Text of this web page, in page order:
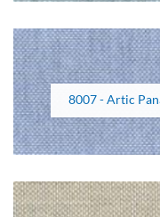
8007 - Artic